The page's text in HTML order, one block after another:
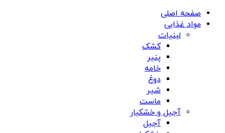
صفحه اصلی
مواد غذایی
لبنیات
کشک
پنیر
خامه
دوغ
شیر
ماست
آجیل و خشکبار
آجیل